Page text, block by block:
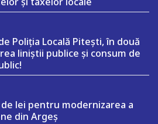
Poliția Locală Pitești, în două
liniștii publice și consum de
lei pentru modernizarea a
din Argeș